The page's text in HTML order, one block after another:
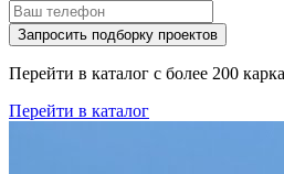
Запросить подборку проектов
Перейти в каталог с более 200
Перейти в каталог